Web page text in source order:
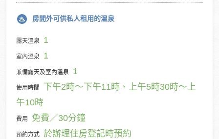
房間外可供私人租用的溫泉
露天溫泉 1
室內溫泉 1
兼備露天及室內溫泉 1
使用時間
下午2時～下午11時、上午5時30時～上
午10時
費用 免費／30分鐘
預約方式 於辦理住房登記時預約